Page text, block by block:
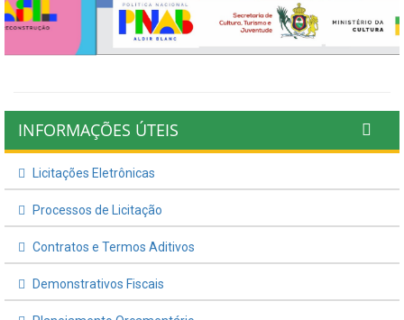
INFORMAÇÕES ÚTEIS
Licitações Eletrônicas
Processos de Licitação
Contratos e Termos Aditivos
Demonstrativos Fiscais